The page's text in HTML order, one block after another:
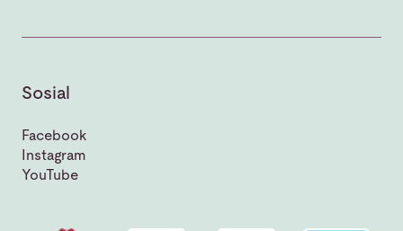
Sosial
Facebook
Instagram
YouTube